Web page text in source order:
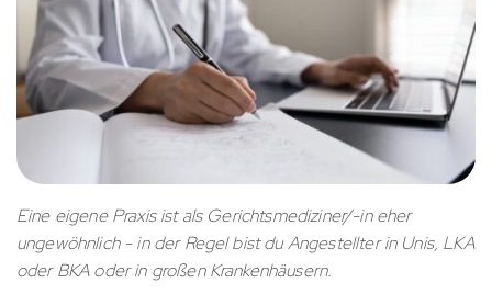
Eine eigene Praxis ist als Gerichtsmediziner/-in eher
ungewöhnlich - in der Regel bist du Angestellter in Unis, LKA
oder BKA oder in großen Krankenhäusern.